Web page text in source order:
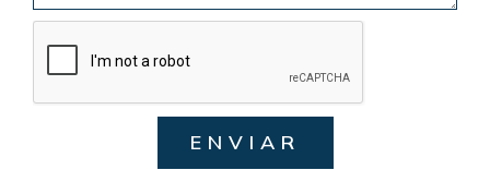
ENVIAR